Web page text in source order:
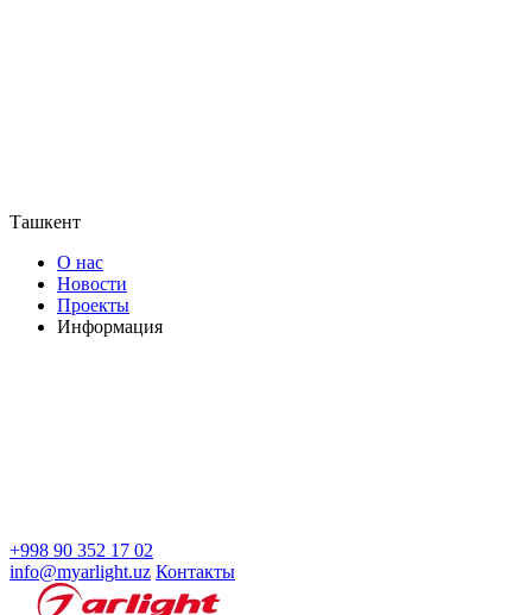
Ташкент
О нас
Новости
Проекты
Информация
+998 90 352 17 02
info@myarlight.uz Контакты